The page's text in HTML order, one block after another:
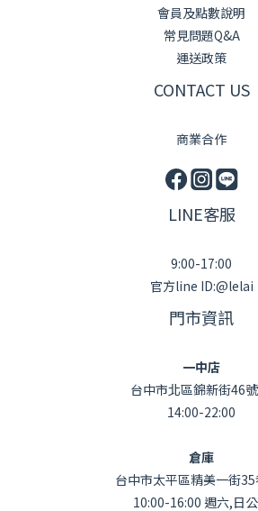
會員及點數說明
常見問題Q&A
運送政策
CONTACT US
商業合作
LINE客服
9:00-17:00
官方line ID:@lelai
門市資訊
一中店
台中市北區錦新街46
14:00-22:00
倉庫
台中市太平區精美一街
10:00-16:00 週六,日